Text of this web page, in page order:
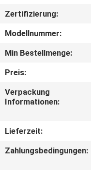
FABRIK-
AUSFLUG
TRETEN
MIT
UNS
Zertifizierung:
Modellnummer:
Min Bestellmenge:
Preis:
Verpackung
Informationen:
Lieferzeit:
Zahlungsbedingungen: